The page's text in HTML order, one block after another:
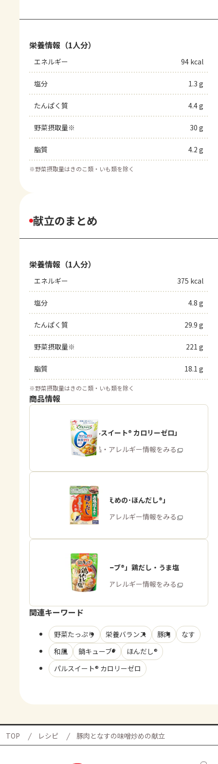
栄養情報（1人分）
エネルギー 94 kcal
塩分 1.3 g
たんぱく質 4.4 g
野菜摂取量※ 30 g
脂質 4.2 g
※野菜摂取量はきのこ類・いも類を除く
献立のまとめ
栄養情報（1人分）
エネルギー 375 kcal
塩分 4.8 g
たんぱく質 29.9 g
野菜摂取量※ 221 g
脂質 18.1 g
※野菜摂取量はきのこ類・いも類を除く
商品情報
「パルスイート® カロリーゼロ」
商品・アレルギー情報をみる
「お塩控えめの･ほんだし®」
商品・アレルギー情報をみる
「鍋キューブ®」鶏だし・うま塩
商品・アレルギー情報をみる
関連キーワード
野菜たっぷり 栄養バランス 豚肉
なす
和風
鍋キューブ®
ほんだし®
パルスイート® カロリーゼロ
TOP レシピ 豚肉となすの味噌炒めの献立